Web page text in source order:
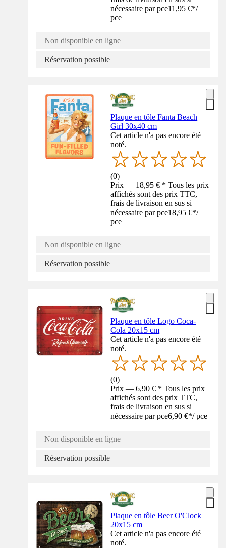
nécessaire par pce11,95 €*/
pce
Non disponible en ligne
Réservation possible
Plaque en tôle Fanta Beach
Girl 30x40 cm
Cet article n'a pas encore été
noté.
(0)
Prix — 18,95 € * Tous les prix
affichés sont des prix TTC,
frais de livraison en sus si
nécessaire par pce18,95 €*/
pce
Non disponible en ligne
Réservation possible
Plaque en tôle Logo Coca-
Cola 20x15 cm
Cet article n'a pas encore été
noté.
(0)
Prix — 6,90 € * Tous les prix
affichés sont des prix TTC,
frais de livraison en sus si
nécessaire par pce6,90 €*/ pce
Non disponible en ligne
Réservation possible
Plaque en tôle Beer O'Clock
20x15 cm
Cet article n'a pas encore été
noté.